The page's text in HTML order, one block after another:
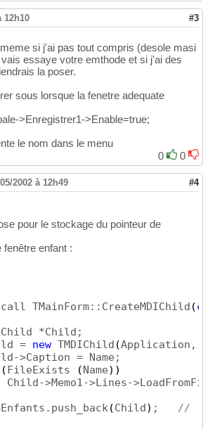
12h10 #3
si j'ai pas tout compris (desole masi
essaye votre emthode et si j'ai des
la poser.
sous lorsque la fenetre adequate
>Enregistrer1->Enable=true;
le nom dans le menu
0
0
2002 à 12h49 #4
pour le stockage du pointeur de
fenêtre enfant :
TMainForm::CreateMDIChild (
*Child;
=
new TMDIChild (Application,
>Caption = Name;
( FileExists ( Name) )
Child->Memo1->Lines-
(Child ) ; //